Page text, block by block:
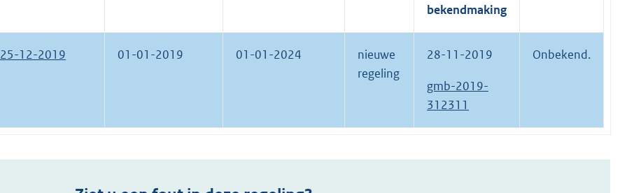
bekendmaking
25-12-2019 01-01-2019 01-01-2024
nieuwe
regeling
28-11-2019
gmb-2019-
312311
Onbekend.